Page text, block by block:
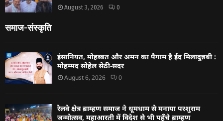
August 3, 2026 0
समाज-संस्कृति
इंसानियत, मोहब्बत और अमन का पैगाम है ईद मिलादुन्नबी :
मोहम्मद सोहेल सेठी-सदर
August 6, 2026 0
रेलवे क्षेत्र ब्राम्हण समाज ने धूमधाम से मनाया परशुराम
जन्मोत्सव, महाआरती में विदेश से भी पहुँचे ब्राम्हण